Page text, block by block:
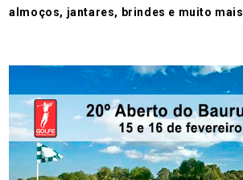
almoços, jantares, brindes e muito mais